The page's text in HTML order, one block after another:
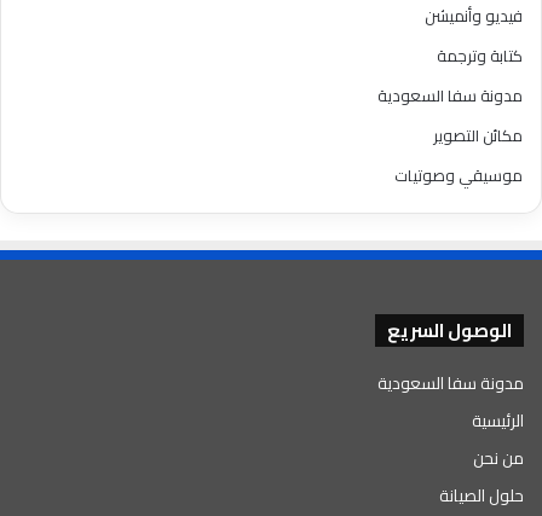
فيديو وأنميشن
كتابة وترجمة
مدونة سفا السعودية
مكائن التصوير
موسيقي وصوتيات
الوصول السريع
مدونة سفا السعودية
الرئيسية
من نحن
حلول الصيانة